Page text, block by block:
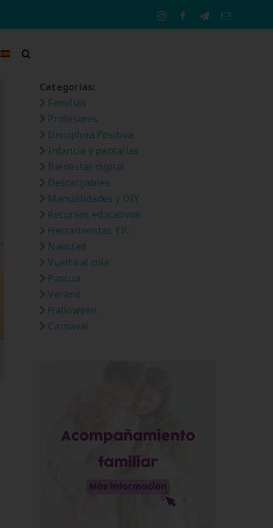
InstagramFacebookTelegramCorreo
Categorías:
Familias
Profesores
Disciplina Positiva
Infancia y pantallas
Bienestar digital
Descargables
Manualidades y DIY
Recursos educativos
Herramientas TIC
Navidad
Vuelta al cole
Pascua
Verano
Halloween
Carnaval